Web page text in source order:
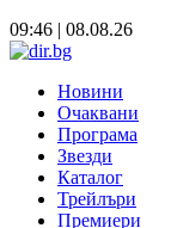
09:46 | 08.08.26
Новини
Очаквани
Програма
Звезди
Каталог
Трейлъри
Премиери